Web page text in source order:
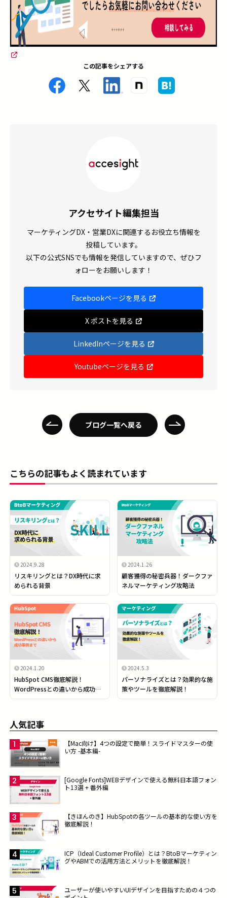
この記事をシェアする
アクセサイト編集担当
マーケティングDX・営業DXに関連するお役立ち情報を
投稿しています。
以下の公式SNSでも情報を発信していますので、ぜひフ
ォローをお願いします！
Facebookページを見る
X ポストを見る
LinkedInページを見る
Youtubeページを見る
ブログ一覧へ戻る
こちらの記事もよく読まれています
2024.9.28
リスキリングとは？DX時代に求
められる背景
2024.1.26
顧客獲得の秘密兵器！ダークファ
ネルマーケティング攻略法
2024.1.20
HubSpot CMS徹底解説！
WordPressとの違いから成功事
例まで
2024.5.3
パーソナライズとは？効果的な施
策やツールを徹底解説！
人気記事
【Mac向け】4つの設定で簡単！スライドマスターの使
い方 -基本編-
[Google Fonts]WEBデザインで使える無料日本語フォン
ト13選 + 番外編
【きほんのき】HubSpotの各ツールの基本的な使い方を
徹底解説！
ICP（Ideal Customer Profile）とは？BtoBマーケティン
グやABMでの活用方法とメリットを徹底解説！
ユーザーが使いやすいUIデザインを目指すための４つの